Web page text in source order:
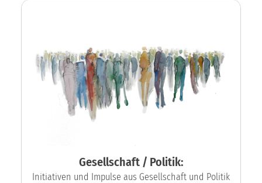
Gesellschaft / Politik:
Initiativen und Impulse aus Gesellschaft und Politik